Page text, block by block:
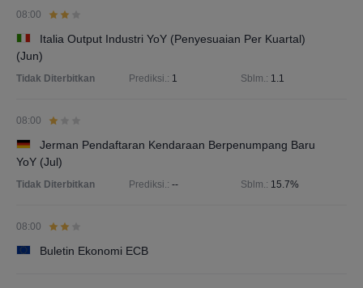
08:00
Italia Output Industri YoY (Penyesuaian Per Kuartal)
(Jun)
Tidak Diterbitkan Prediksi.: 1 Sblm.: 1.1
08:00
Jerman Pendaftaran Kendaraan Berpenumpang Baru
YoY (Jul)
Tidak Diterbitkan Prediksi.: -- Sblm.: 15.7%
08:00
Buletin Ekonomi ECB